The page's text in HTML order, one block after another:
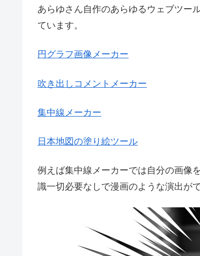
あらゆさん自作のあらゆるウェブツー
ています。
円グラフ画像メーカー
吹き出しコメントメーカー
集中線メーカー
日本地図の塗り絵ツール
例えば集中線メーカーでは自分の画像
識一切必要なしで漫画のような演出がで